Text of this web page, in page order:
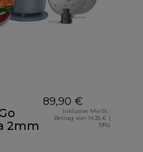
2mm
89,90 €
Inklusive MwSt.-
Betrag von 14,35 € (
19%)